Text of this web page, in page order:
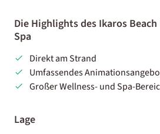
Die Highlights des Ikaros
Spa
Direkt am Strand
Umfassendes
Großer Wellness- und Spa-
Lage